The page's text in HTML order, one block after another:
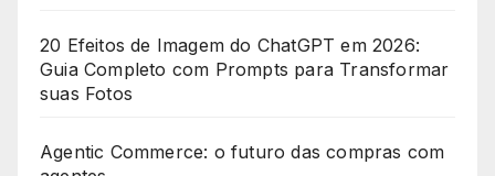
20 Efeitos de Imagem do ChatGPT em 2026:
Guia Completo com Prompts para Transformar
suas Fotos
Agentic Commerce: o futuro das compras com